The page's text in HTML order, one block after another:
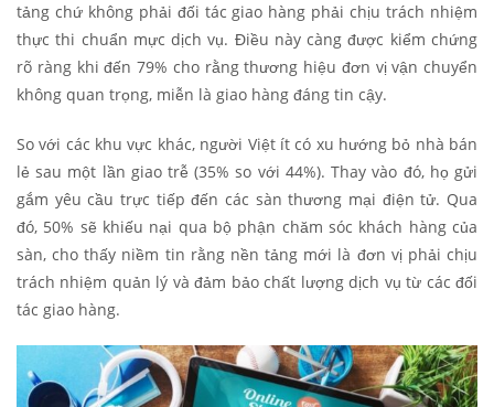
tảng chứ không phải đối tác giao hàng phải chịu trách nhiệm
thực thi chuẩn mực dịch vụ. Điều này càng được kiểm chứng
rõ ràng khi đến 79% cho rằng thương hiệu đơn vị vận chuyển
không quan trọng, miễn là giao hàng đáng tin cậy.
So với các khu vực khác, người Việt ít có xu hướng bỏ nhà bán
lẻ sau một lần giao trễ (35% so với 44%). Thay vào đó, họ gửi
gắm yêu cầu trực tiếp đến các sàn thương mại điện tử. Qua
đó, 50% sẽ khiếu nại qua bộ phận chăm sóc khách hàng của
sàn, cho thấy niềm tin rằng nền tảng mới là đơn vị phải chịu
trách nhiệm quản lý và đảm bảo chất lượng dịch vụ từ các đối
tác giao hàng.